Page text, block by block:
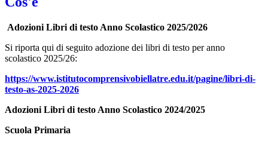
Adozioni Libri di testo Anno Scolastico 2025/2026
Si riporta qui di seguito adozione dei libri di testo per anno
scolastico 2025/26:
https://www.istitutocomprensivobiellatre.edu.it/pagine/libri-di-
testo-as-2025-2026
Adozioni Libri di testo Anno Scolastico 2024/2025
Scuola Primaria